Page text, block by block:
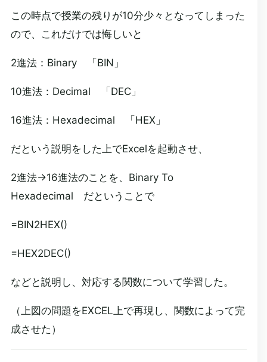
この時点で授業の残りが10分少々となってしまった
ので、これだけでは悔しいと
2進法：Binary 「BIN」
10進法：Decimal 「DEC」
16進法：Hexadecimal 「HEX」
だという説明をした上でExcelを起動させ、
2進法→16進法のことを、Binary To
Hexadecimal だということで
=BIN2HEX()
=HEX2DEC()
などと説明し、対応する関数について学習した。
（上図の問題をEXCEL上で再現し、関数によって完
成させた）